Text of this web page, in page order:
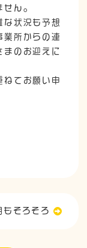
ん。
な状況も予想
業所からの連
まのお迎えに
ねてお願い申
もそろそろ